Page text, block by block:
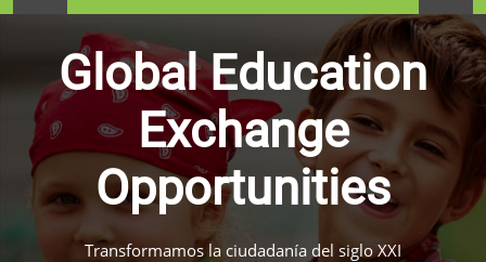
Global Education
Exchange
Opportunities
Transformamos la ciudadanía del siglo XXI